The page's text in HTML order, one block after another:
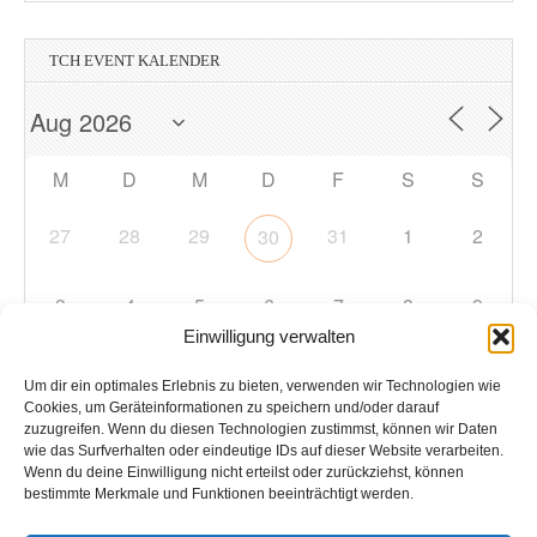
Einwilligung verwalten
Um dir ein optimales Erlebnis zu bieten, verwenden wir Technologien wie
Cookies, um Geräteinformationen zu speichern und/oder darauf
zuzugreifen. Wenn du diesen Technologien zustimmst, können wir Daten
wie das Surfverhalten oder eindeutige IDs auf dieser Website verarbeiten.
Wenn du deine Einwilligung nicht erteilst oder zurückziehst, können
bestimmte Merkmale und Funktionen beeinträchtigt werden.
TCH EVENT KALENDER
M D M D F S S
27 28 29 30 31 1 2
3 4 5 6 7 8 9
10 11 12 13 14 15
17 18 19 20 21 22 23